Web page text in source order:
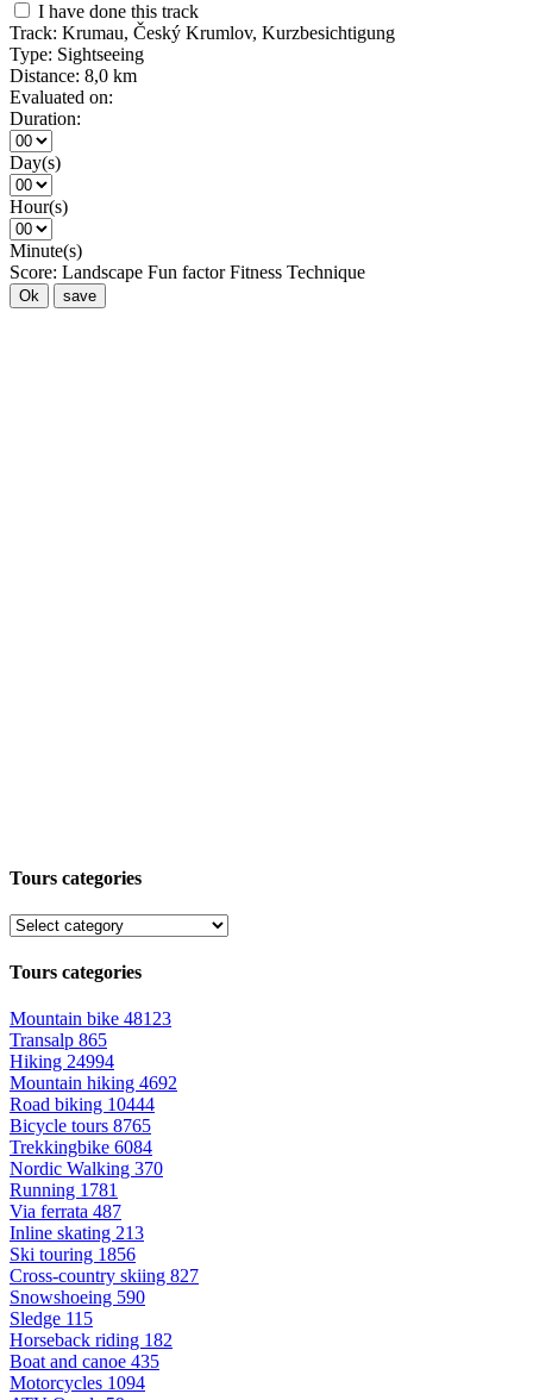
I have done this track
Track: Krumau, Český Krumlov, Kurzbesichtigung
Type: Sightseeing
Distance: 8,0 km
Evaluated on:
Duration:
Day(s)
Hour(s)
Minute(s)
Score: Landscape Fun factor Fitness Technique
Ok save
Tours categories
Tours categories
Mountain bike 48123
Transalp 865
Hiking 24994
Mountain hiking 4692
Road biking 10444
Bicycle tours 8765
Trekkingbike 6084
Nordic Walking 370
Running 1781
Via ferrata 487
Inline skating 213
Ski touring 1856
Cross-country skiing 827
Snowshoeing 590
Sledge 115
Horseback riding 182
Boat and canoe 435
Motorcycles 1094